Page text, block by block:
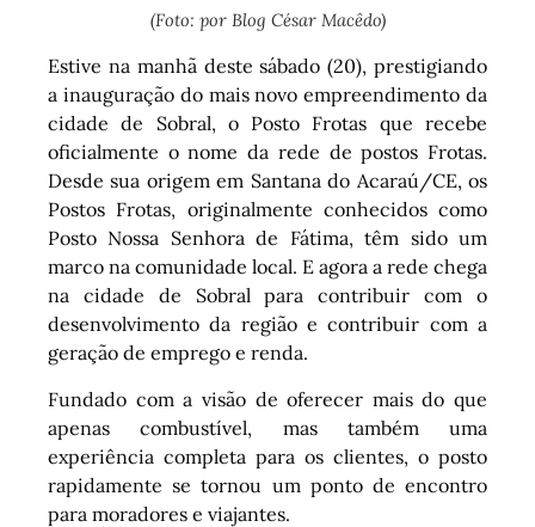
(Foto: por Blog César Macêdo)
Estive na manhã deste sábado (20), prestigiando
a inauguração do mais novo empreendimento da
cidade de Sobral, o Posto Frotas que recebe
oficialmente o nome da rede de postos Frotas.
Desde sua origem em Santana do Acaraú/CE, os
Postos Frotas, originalmente conhecidos como
Posto Nossa Senhora de Fátima, têm sido um
marco na comunidade local. E agora a rede chega
na cidade de Sobral para contribuir com o
desenvolvimento da região e contribuir com a
geração de emprego e renda.
Fundado com a visão de oferecer mais do que
apenas combustível, mas também uma
experiência completa para os clientes, o posto
rapidamente se tornou um ponto de encontro
para moradores e viajantes.